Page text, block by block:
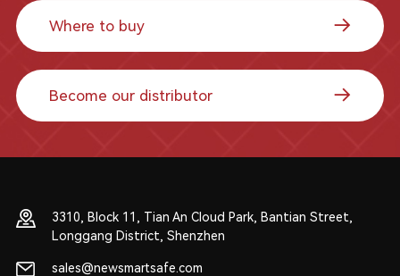
Where to buy
Become our distributor
3310, Block 11, Tian An Cloud Park, Bantian Street,
Longgang District, Shenzhen
sales@newsmartsafe.com